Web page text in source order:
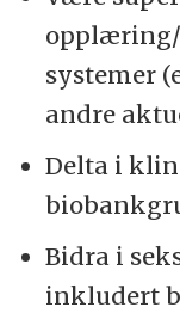
systemer
andre
Delta i
Bidra i
inkludert